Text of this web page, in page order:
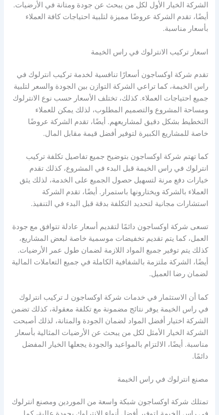
الشركة الخيار الأول لكل من يبحث عن جودة ومتانة في الأرضيات.
أيضًا، تقدم الشركة عروضًا مميزة لتلبية احتياجات كافة العملاء
بأسعار مناسبة.
اسعار تركيب الانترلوك في راس الخيمة
تقدم شركة اوكساجون أسعارًا تنافسية لخدمة تركيب انترلوك في
راس الخيمة، كما تراعي الشركة التوازن بين الجودة والسعر لتلبية
جميع احتياجات العملاء. كذلك، تختلف الأسعار حسب نوع الانترلوك
ومساحة المشروع والتصميم المطلوب، لذلك يمكن للعملاء
التخطيط بشكل دقيق لمشاريعهم. أيضًا، تقدم الشركة عروضًا
خاصة للمشاريع الكبيرة لتوفير أفضل قيمة مقابل المال.
كما تهتم شركة اوكساجون بتوضيح جميع تفاصيل تكلفة تركيب
انترلوك في راس الخيمة قبل البدء في المشروع، كذلك تقدم
خيارات دفع مرنة لتسهيل حصول الجميع على الخدمة، لذلك يثق
العملاء بالشركة ويختارونها باستمرار. أيضًا، تقدم الشركة
استشارات مجانية لتحديد التكلفة بدقة قبل البدء في التنفيذ.
تسعى شركة اوكساجون دائمًا لتقديم أسعار عادلة تتوافق مع جودة
العمل، كما يتم تقديم تخفيضات موسمية خاصة لبعض المشاريع،
كذلك يتم توفير جميع المواد اللازمة لضمان طول عمر الأرضيات.
أيضًا، الشركة ملتزمة بالشفافية الكاملة في جميع التعاملات المالية
لضمان رضا العميل.
كما أن الاستثمار في خدمات شركة اوكساجون لـ تركيب انترلوك
في راس الخيمة يوفر نتائج مضمونة مع تكلفة معقولة، كذلك تضمن
الشركة اختيار أفضل المواد لضمان الجودة والمتانة، لذلك أصبحت
الشركة الخيار الأمثل لكل من يبحث عن الأرضيات المثالية بأسعار
مناسبة. أيضًا، الالتزام بالمواعيد والجودة يجعلها الخيار المفضل
دائمًا.
مصنع انترلوك في راس الخيمة
تمتلك شركة اوكساجون شبكة واسعة من الموردين ومصنع انترلوك